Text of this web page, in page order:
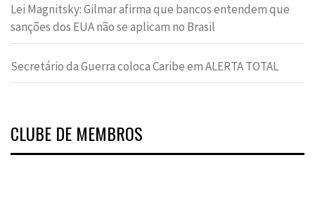
Lei Magnitsky: Gilmar afirma que bancos entendem que
sanções dos EUA não se aplicam no Brasil
Secretário da Guerra coloca Caribe em ALERTA TOTAL
CLUBE DE MEMBROS